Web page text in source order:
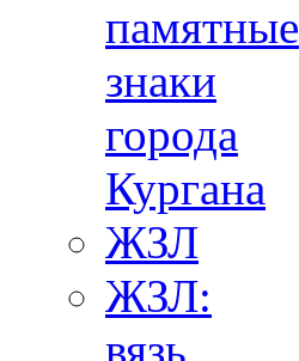
памятные
знаки
города
Кургана
ЖЗЛ
ЖЗЛ:
вязь